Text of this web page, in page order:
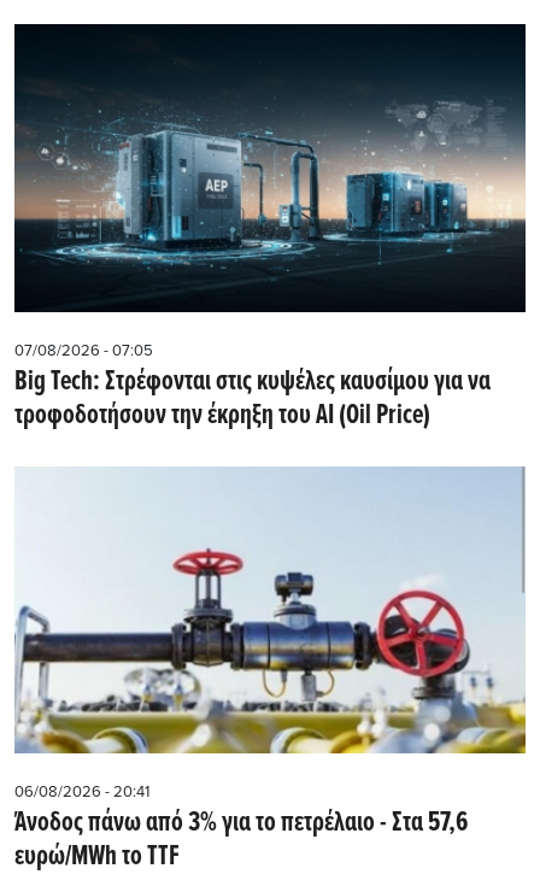
07/08/2026 - 07:05
Big Tech: Στρέφονται στις κυψέλες καυσίμου για να
τροφοδοτήσουν την έκρηξη του AI (Oil Price)
06/08/2026 - 20:41
Άνοδος πάνω από 3% για το πετρέλαιο - Στα 57,6
ευρώ/MWh το TTF